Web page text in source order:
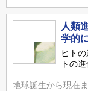
人類
学的
ヒト
トの
地球誕生から現在